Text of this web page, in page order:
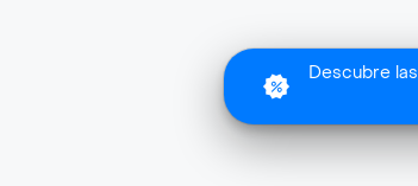
Descubre las